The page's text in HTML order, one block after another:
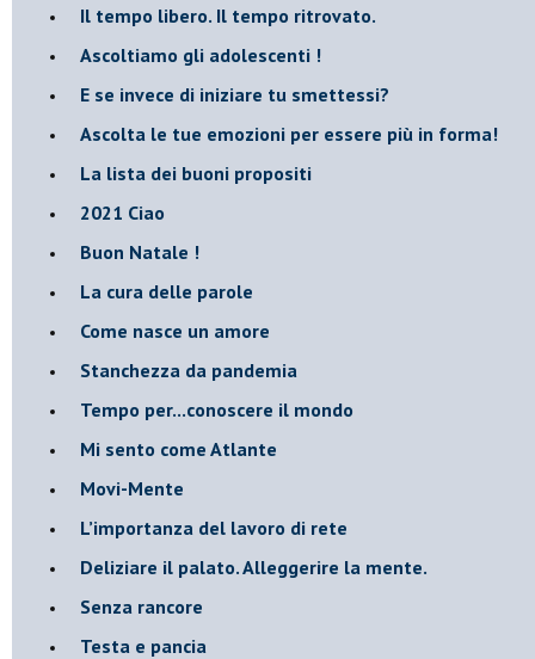
​Il tempo libero. Il tempo ritrovato.
Ascoltiamo gli adolescenti !
​E se invece di iniziare tu smettessi?
​Ascolta le tue emozioni per essere più in forma!
​La lista dei buoni propositi
2021 Ciao
Buon Natale !
​La cura delle parole
​Come nasce un amore
Stanchezza da pandemia
​Tempo per...conoscere il mondo
​Mi sento come Atlante
​Movi-Mente
​L’importanza del lavoro di rete
​Deliziare il palato. Alleggerire la mente.
​Senza rancore
​Testa e pancia